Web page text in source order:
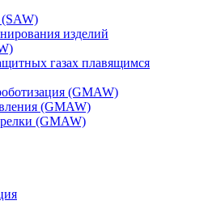
(SAW)
изделий
газах плавящимся
(GMAW)
(GMAW)
(GMAW)